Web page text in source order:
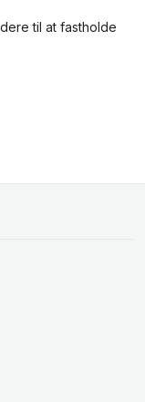
til at fastholde